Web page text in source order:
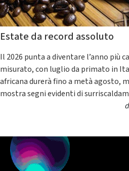
Estate da record assoluto
Il 2026 punta a diventare l’anno più
misurato, con luglio da primato in
africana durerà fino a metà agosto,
mostra segni evidenti di